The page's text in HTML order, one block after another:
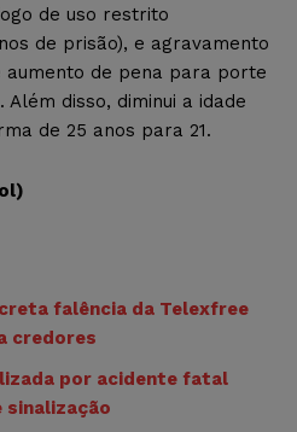
de uso restrito
de prisão), e agravamento
aumento de pena para porte
disso, diminui a idade
de 25 anos para 21.
falência da Telexfree
credores
por acidente fatal